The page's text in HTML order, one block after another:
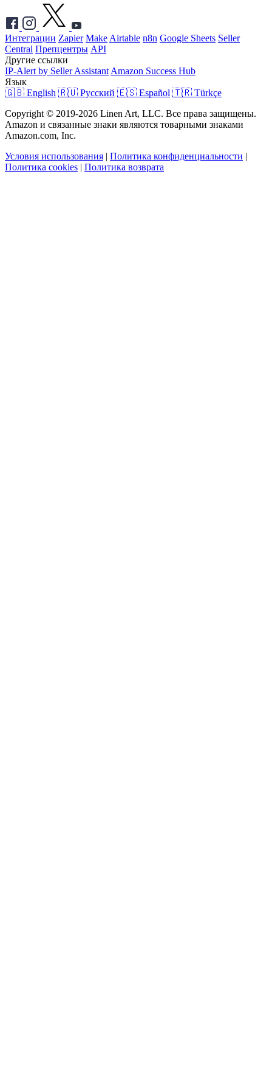
Интеграции Zapier Make Airtable n8n Google Sheets Seller
Central Препцентры API
Другие ссылки
IP-Alert by Seller Assistant Amazon Success Hub
Язык
🇬🇧 English 🇷🇺 Русский 🇪🇸 Español 🇹🇷 Türkçe
Copyright © 2019-2026 Linen Art, LLC. Все права защищены.
Amazon и связанные знаки являются товарными знаками
Amazon.com, Inc.
Условия использования | Политика конфиденциальности |
Политика cookies | Политика возврата